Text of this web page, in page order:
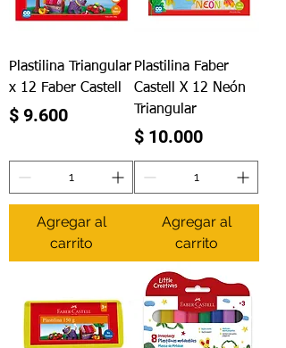
Plastilina Triangular
x 12 Faber Castell
Precio
$ 9.600
Agregar al
carrito
Plastilina Faber
Castell X 12 Neón
Triangular
Precio
$ 10.000
Agregar al
carrito